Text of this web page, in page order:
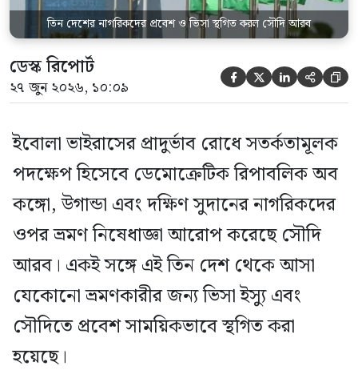
তিন দেশের নাগরিকদের প্রবেশ ও ভিসা স্থগিত করল সৌদি আরব
ডেস্ক রিপোর্ট
২৭ জুন ২০২৬, ১০:০৯     
ইবোলা ভাইরাসের প্রাদুর্ভাব রোধে সতর্কতামূলক
পদক্ষেপ হিসেবে ডেমোক্রেটিক রিপাবলিক অব
কঙ্গো, উগান্ডা এবং দক্ষিণ সুদানের নাগরিকদের
ওপর ভ্রমণ নিষেধাজ্ঞা আরোপ করেছে সৌদি
আরব। একই সঙ্গে এই তিন দেশ থেকে আসা
যেকোনো ভ্রমণকারীর জন্য ভিসা ইস্যু এবং
সৌদিতে প্রবেশ সাময়িকভাবে স্থগিত করা
হয়েছে।